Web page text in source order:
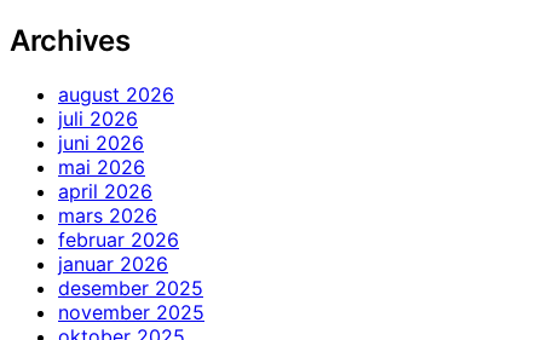
Archives
august 2026
juli 2026
juni 2026
mai 2026
april 2026
mars 2026
februar 2026
januar 2026
desember 2025
november 2025